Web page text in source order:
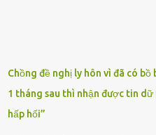
Chồng đề nghị ly hôn vì đã có
1 tháng sau thì nhận được tin dữ
hấp hối”